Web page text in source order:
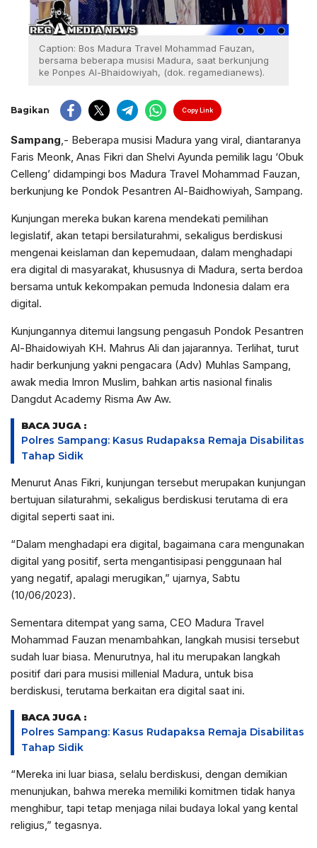
Caption: Bos Madura Travel Mohammad Fauzan,
bersama beberapa musisi Madura, saat berkunjung
ke Ponpes Al-Bhaidowiyah, (dok. regamedianews).
Bagikan Copy Link
Sampang ,- Beberapa musisi Madura yang viral, diantaranya
Faris Meonk, Anas Fikri dan Shelvi Ayunda pemilik lagu ‘Obuk
Celleng’ didampingi bos Madura Travel Mohammad Fauzan,
berkunjung ke Pondok Pesantren Al-Baidhowiyah, Sampang.
Kunjungan mereka bukan karena mendekati pemilihan
legislatif, akan tetapi bersilaturahmi, sekaligus berdiskusi
mengenai keislaman dan kepemudaan, dalam menghadapi
era digital di masyarakat, khususnya di Madura, serta berdoa
bersama untuk kekompakan pemuda Indonesia dalam era
digital.
Kunjungannya ditemui langsung pengasuh Pondok Pesantren
Al-Bhaidowiyah KH. Mahrus Ali dan jajarannya. Terlihat, turut
hadir berkunjung yakni pengacara (Adv) Muhlas Sampang,
awak media Imron Muslim, bahkan artis nasional finalis
Dangdut Academy Risma Aw Aw.
BACA JUGA :
Polres Sampang: Kasus Rudapaksa Remaja Disabilitas
Tahap Sidik
Menurut Anas Fikri, kunjungan tersebut merupakan kunjungan
bertujuan silaturahmi, sekaligus berdiskusi terutama di era
digital seperti saat ini.
“Dalam menghadapi era digital, bagaimana cara mengunakan
digital yang positif, serta mengantisipasi penggunaan hal
yang negatif, apalagi merugikan,” ujarnya, Sabtu
(10/06/2023).
Sementara ditempat yang sama, CEO Madura Travel
Mohammad Fauzan menambahkan, langkah musisi tersebut
sudah luar biasa. Menurutnya, hal itu merupakan langkah
positif dari para musisi millenial Madura, untuk bisa
berdiskusi, terutama berkaitan era digital saat ini.
BACA JUGA :
Polres Sampang: Kasus Rudapaksa Remaja Disabilitas
Tahap Sidik
“Mereka ini luar biasa, selalu berdiskusi, dengan demikian
menunjukan, bahwa mereka memiliki komitmen tidak hanya
menghibur, tapi tetap menjaga nilai budaya lokal yang kental
religius,” tegasnya.